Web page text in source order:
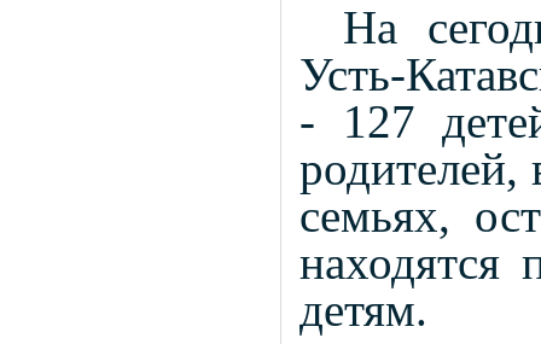
На
Усть-
- 127
семьях,
находятся
детям.